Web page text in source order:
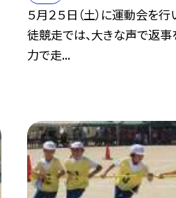
５月２５日（土）に運動会を行
徒競走では、大きな声で返事
力で走...